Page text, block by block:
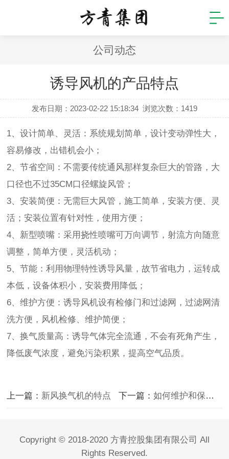
公司动态
诱导风机的产品特点
发布日期：2023-02-22 15:18:34 浏览次数： 1419
1、设计简单、灵活：系统规划简单，设计变动弹性大，
容易修改，出错机会小；
2、节省空间：不需要传统通风那样复杂巨大的管路，大
口径也不过35CM口径螺旋风管；
3、安装简便：无需巨大风管，施工简单，安装方便、灵
活；安装位置有针对性，使用方便；
4、新型喷嘴：采用挠性喷嘴可万向调节，射流方向随意
调整，简单方便，灵活机动；
5、节能：利用物理特性诱导风量，故节省电力，运转成
本低，设备体积小，安装费用降低；
6、维护方便：诱导风机设有检修门和过滤网，过滤网清
洗方便，风机检修、维护简便；
7、换气质量高：诱导气体完全流通，不会有死角产生，
降低废气浓度，避免污染积累，提高空气品质。
上一篇： 新风换气机的特点 下一篇：如何维护和保养射流机组？
Copyright © 2018-2020 方青控股集团有限公司 All
Rights Reserved.